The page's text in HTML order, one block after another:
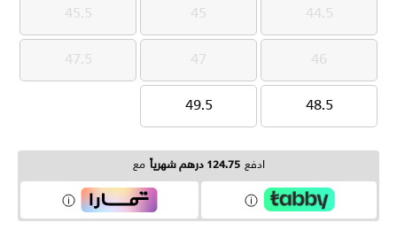
44.5
44.5
45
45
45.5
45.5
46
46
47
47
47.5
47.5
48.5
48.5
49.5
49.5
ادفع 124.75 درهم شهرياً مع